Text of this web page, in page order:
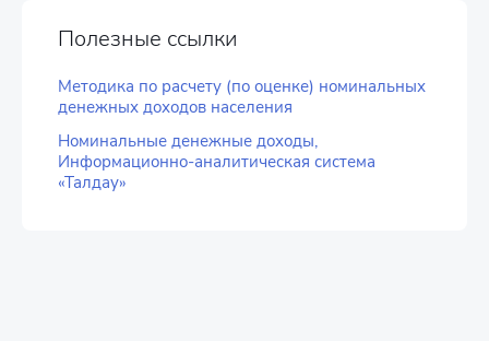
Полезные ссылки
Методика по расчету (по оценке) номинальных
денежных доходов населения
Номинальные денежные доходы,
Информационно-аналитическая система
«Талдау»